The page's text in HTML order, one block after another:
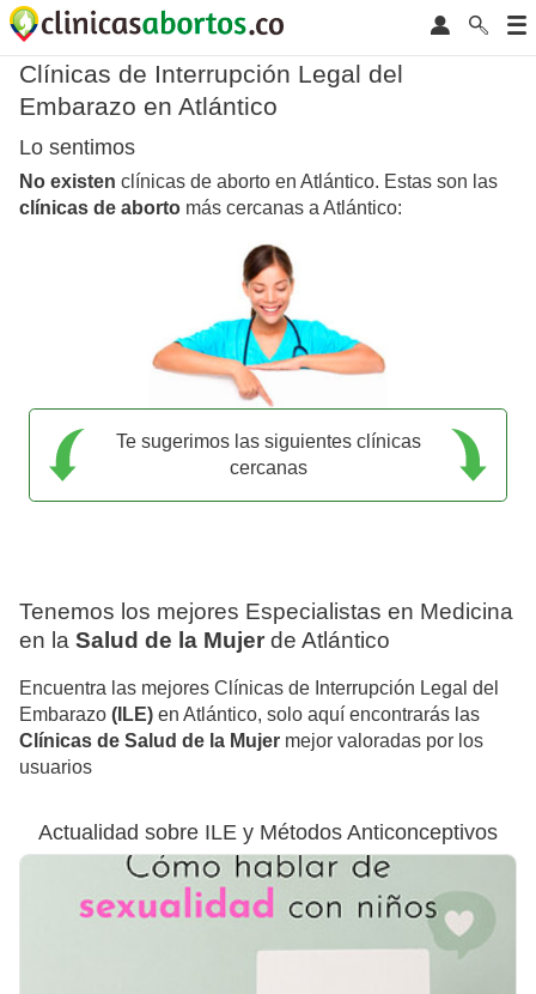
Clínicas de Interrupción Legal del
Embarazo en Atlántico
Lo sentimos
No existen clínicas de aborto en Atlántico. Estas son las
clínicas de aborto más cercanas a Atlántico:
Te sugerimos las siguientes clínicas
cercanas
Tenemos los mejores Especialistas en Medicina
en la Salud de la Mujer de Atlántico
Encuentra las mejores Clínicas de Interrupción Legal del
Embarazo (ILE) en Atlántico, solo aquí encontrarás las
Clínicas de Salud de la Mujer mejor valoradas por los
usuarios
Actualidad sobre ILE y Métodos Anticonceptivos